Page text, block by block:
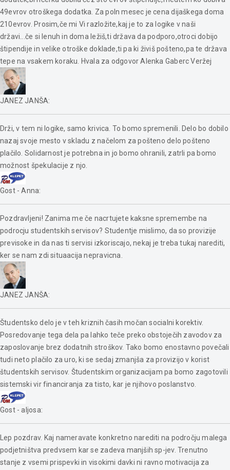
49evrov otroškega dodatka. Za poln mesec je cena dijaškega doma
210evrov. Prosim,če mi Vi razložite,kaj je to za logike v naši
državi...če si lenuh in doma ležiš,ti država da podporo,otroci dobijo
štipendije in velike otroške doklade,ti pa ki živiš pošteno,pa te država
tepe na vsakem koraku. Hvala za odgovor Alenka Gaberc Veržej
JANEZ JANŠA:
Drži, v tem ni logike, samo krivica. To bomo spremenili. Delo bo dobilo
nazaj svoje mesto v skladu z načelom za pošteno delo pošteno
plačilo. Solidarnost je potrebna in jo bomo ohranili, zatrli pa bomo
možnost špekulacije z njo.
Gost - Anna:
Pozdravljeni! Zanima me če nacrtujete kaksne spremembe na
podrocju studentskih servisov? Studentje mislimo, da so provizije
previsoke in da nas ti servisi izkoriscajo, nekaj je treba tukaj narediti,
ker se nam zdi situaacija nepravicna.
JANEZ JANŠA:
Študentsko delo je v teh kriznih časih močan socialni korektiv.
Posredovanje tega dela pa lahko teče preko obstoječih zavodov za
zaposlovanje brez dodatnih stroškov. Tako bomo enostavno povečali
tudi neto plačilo za uro, ki se sedaj zmanjša za provizijo v korist
študentskih servisov. Študentskim organizacijam pa bomo zagotovili
sistemski vir financiranja za tisto, kar je njihovo poslanstvo.
Gost - aljosa:
Lep pozdrav. Kaj nameravate konkretno narediti na področju malega
podjetništva predvsem kar se zadeva manjših sp-jev. Trenutno
stanje z vsemi prispevki in visokimi davki ni ravno motivacija za